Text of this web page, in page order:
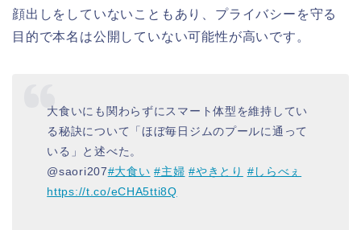
顔出しをしていないこともあり、プライバシーを守る
目的で本名は公開していない可能性が高いです。
大食いにも関わらずにスマート体型を維持してい
る秘訣について「ほぼ毎日ジムのプールに通って
いる」と述べた。
@saori207#大食い #主婦 #やきとり #しらべぇ
https://t.co/eCHA5tti8Q